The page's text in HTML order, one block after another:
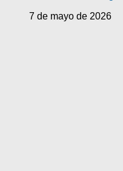
7 de mayo de 2026